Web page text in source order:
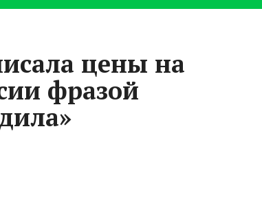
цены на
фразой